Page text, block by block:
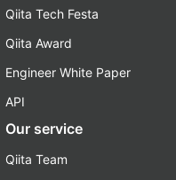
Qiita Tech Festa
Qiita Award
Engineer White Paper
API
Our service
Qiita Team